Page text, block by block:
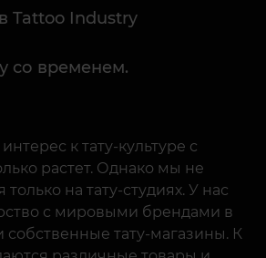
растет. Однако мы не
только на тату-студиях. У нас
с мировыми брендами в
собственные тату-магазины. К
различные товары и
представлен ассортимент